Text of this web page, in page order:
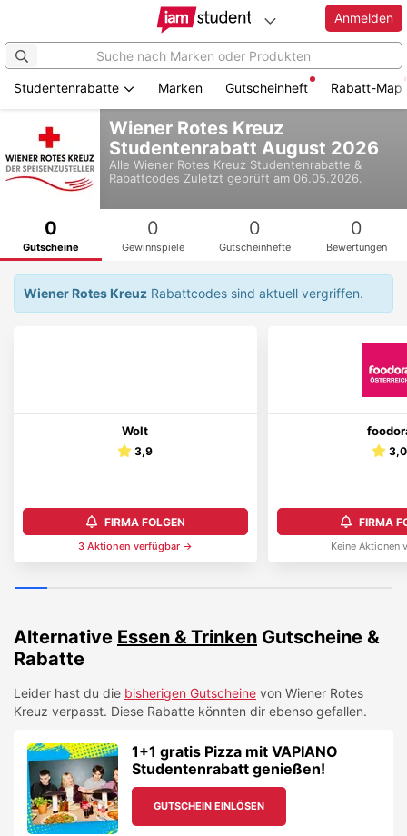
Hauptinhalt
springen
Anmelden
Studentenrabatte Marken Gutscheinheft Rabatt-Map
Wiener Rotes Kreuz
Studentenrabatt August 2026
Alle Wiener Rotes Kreuz Studentenrabatte &
Rabattcodes Zuletzt geprüft am 06.05.2026.
0
Gutscheine
0
Gewinnspiele
0
Gutscheinhefte
0
Bewertungen
Wiener Rotes Kreuz Rabattcodes sind aktuell vergriffen.
Wolt
3,9
FIRMA FOLGEN
3 Aktionen verfügbar →
3,0
FIRMA
Keine Aktionen
Alternative Essen & Trinken Gutscheine &
Rabatte
Leider hast du die bisherigen Gutscheine von Wiener Rotes
Kreuz verpasst. Diese Rabatte könnten dir ebenso gefallen.
1+1 gratis Pizza mit VAPIANO
Studentenrabatt genießen!
GUTSCHEIN EINLÖSEN